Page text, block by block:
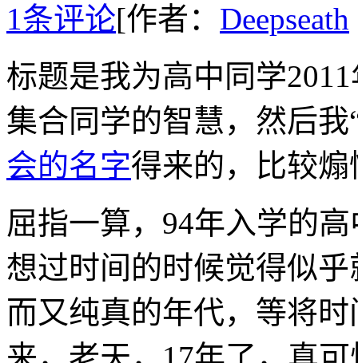
1条评论[作者： Deepseath
标题是我为高中同学
集合同学的智慧，然后我
会的名字得来的，比较
屈指一算，94年入学的
想过时间的时候觉得似
而又纯真的年代，等将